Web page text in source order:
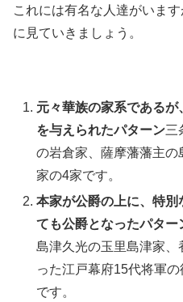
これには有名な人達がいま
に見ていきましょう。
元々華族の家系である
を与えられたパターン三
の岩倉家、薩摩藩藩主の
家の4家です。
本家が公爵の上に、特別
ても公爵となったパター
島津久光の玉里島津家
った江戸幕府15代将軍
です。